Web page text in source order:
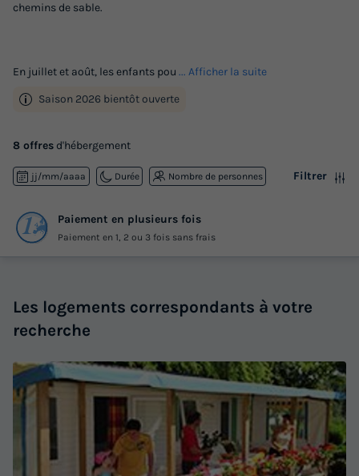
chemins de sable.
En juillet et août, les enfants pou ... Afficher la suite
Saison 2026 bientôt ouverte
8 offres d'hébergement
jj/mm/aaaa Durée Nombre de personnes Filtrer
Paiement en plusieurs fois
Paiement en 1, 2 ou 3 fois sans frais
Les logements correspondants à votre
recherche